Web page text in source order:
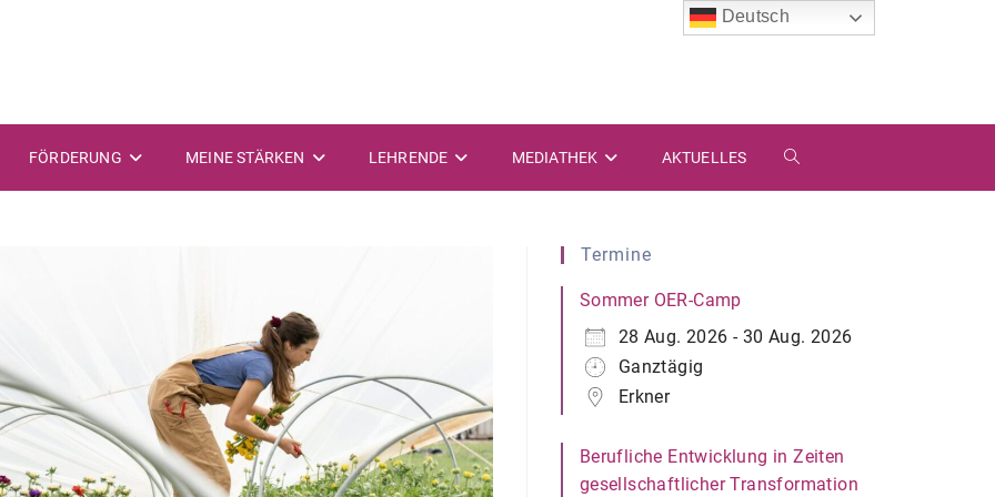
FÖRDERUNG MEINE STÄRKEN LEHRENDE MEDIATHEK AKTUELLES WEBSITE-
Termine
Sommer OER-Camp
28 Aug. 2026 - 30 Aug. 2026
Ganztägig
Erkner
Berufliche Entwicklung in Zeiten
gesellschaftlicher Transformation
Deutsch